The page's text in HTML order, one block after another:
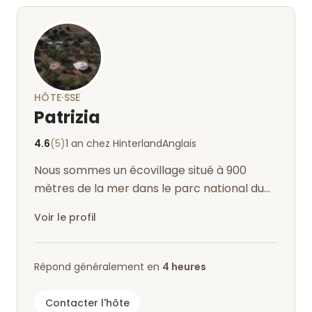
la description de Hinterland).
bonne énergie.
La mer est juste au coin de la rue et accessible à
pied en 15 minutes - c'est là que l'on retrouve la
civilisation 😄.
Ne vous fiez pas à GoogleMaps. Le mieux est de
demander à Patrizia de vous envoyer un lien et de
l'appeler pour qu'elle puisse vous guider.
HÔTE·SSE
Patrizia
4.6(5)1 an chez HinterlandAnglais
Nous sommes un écovillage situé à 900
mètres de la mer dans le parc national du
Voir le profil
Répond généralement en 4 heures
Contacter l'hôte